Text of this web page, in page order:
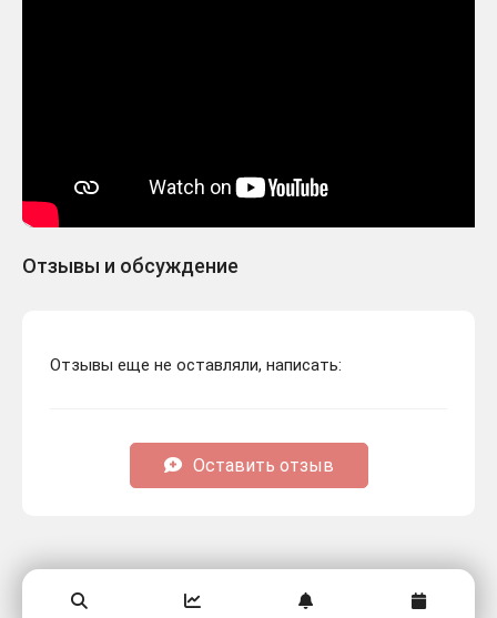
Отзывы и обсуждение
Отзывы еще не оставляли, написать:
Оставить отзыв